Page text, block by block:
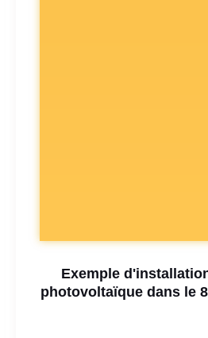
Exemple
photovoltaïque dans le